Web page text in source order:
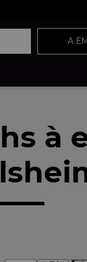
A
à